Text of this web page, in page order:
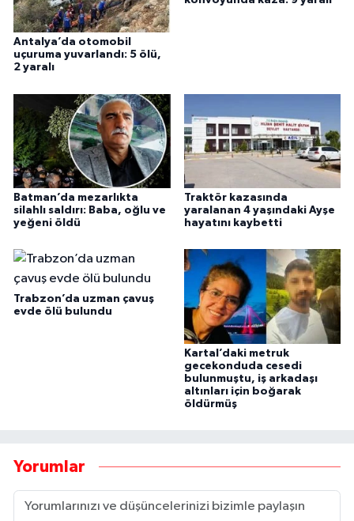
Antalya’da otomobil
uçuruma yuvarlandı: 5 ölü,
2 yaralı
Batman’da mezarlıkta
silahlı saldırı: Baba, oğlu ve
yeğeni öldü
Traktör kazasında
yaralanan 4 yaşındaki Ayşe
hayatını kaybetti
Trabzon’da uzman çavuş
evde ölü bulundu
Kartal’daki metruk
gecekonduda cesedi
bulunmuştu, iş arkadaşı
altınları için boğarak
öldürmüş
Yorumlar